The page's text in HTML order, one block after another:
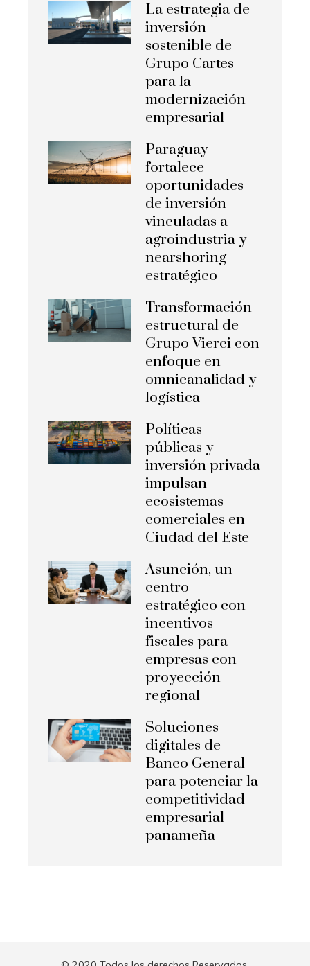
La estrategia de
inversión
sostenible de
Grupo Cartes
para la
modernización
empresarial
Paraguay
fortalece
oportunidades
de inversión
vinculadas a
agroindustria y
nearshoring
estratégico
Transformación
estructural de
Grupo Vierci con
enfoque en
omnicanalidad y
logística
Políticas
públicas y
inversión privada
impulsan
ecosistemas
comerciales en
Ciudad del Este
Asunción, un
centro
estratégico con
incentivos
fiscales para
empresas con
proyección
regional
Soluciones
digitales de
Banco General
para potenciar la
competitividad
empresarial
panameña